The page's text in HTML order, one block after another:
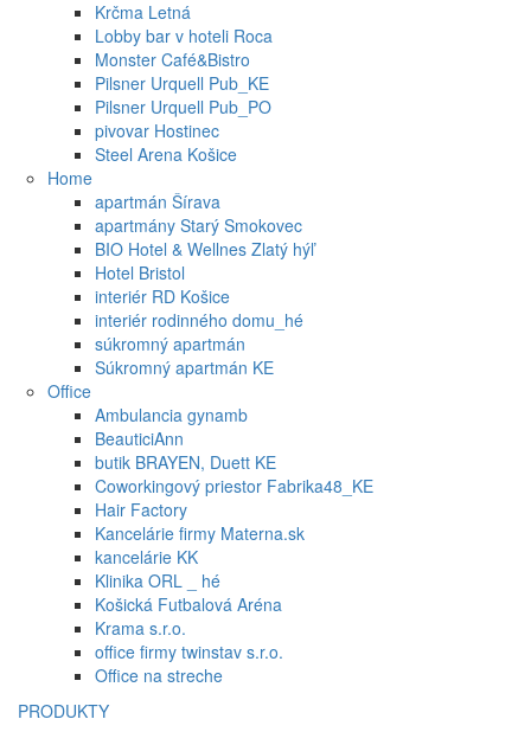
Krčma Letná
Lobby bar v hoteli Roca
Monster Café&Bistro
Pilsner Urquell Pub_KE
Pilsner Urquell Pub_PO
pivovar Hostinec
Steel Arena Košice
Home
apartmán Šírava
apartmány Starý Smokovec
BIO Hotel & Wellnes Zlatý hýľ
Hotel Bristol
interiér RD Košice
interiér rodinného domu_hé
súkromný apartmán
Súkromný apartmán KE
Office
Ambulancia gynamb
BeauticiAnn
butik BRAYEN, Duett KE
Coworkingový priestor Fabrika48_KE
Hair Factory
Kancelárie firmy Materna.sk
kancelárie KK
Klinika ORL _ hé
Košická Futbalová Aréna
Krama s.r.o.
office firmy twinstav s.r.o.
Office na streche
PRODUKTY